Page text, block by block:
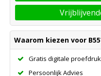
Waarom kiezen voor
Gratis digitale proefdruk
Persoonlijk Advies